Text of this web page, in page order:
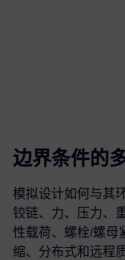
边界条件的
模拟设计如何与其
铰链、力、压力、
性载荷、螺栓/螺母
缩、分布式和远程